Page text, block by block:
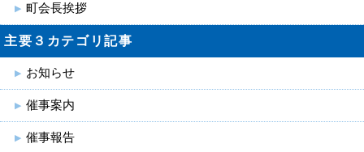
町会長挨拶
主要３カテゴリ記事
お知らせ
催事案内
催事報告